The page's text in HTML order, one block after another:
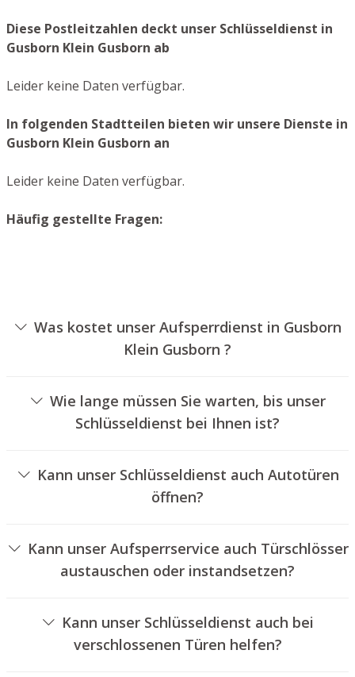
Diese Postleitzahlen deckt unser Schlüsseldienst in
Gusborn Klein Gusborn ab
Leider keine Daten verfügbar.
In folgenden Stadtteilen bieten wir unsere Dienste in
Gusborn Klein Gusborn an
Leider keine Daten verfügbar.
Häufig gestellte Fragen:
Was kostet unser Aufsperrdienst in Gusborn
Klein Gusborn ?
verschiedenen Optionen ab, wie beispielsweise der Art
des Zylinders, der Dauer der Arbeiten und eventuell
anfallenden Kilometerpauschalen. Wir bieten unseren
Wie lange müssen Sie warten, bis unser
Schlüsseldienst bei Ihnen ist?
Regel innerhalb von 30 Minuten vor Ort. Die reelle
Wartezeit hängt von dem Ortsunterschied des
Einsatzortes zu unserem Unternehmen und den
Kann unser Schlüsseldienst auch Autotüren
öffnen?
Kann unser Aufsperrservice auch Türschlösser
austauschen oder instandsetzen?
Türschlössern an.Kann unser Schlüsseldienst auch bei
verschlossenen Türen helfen?